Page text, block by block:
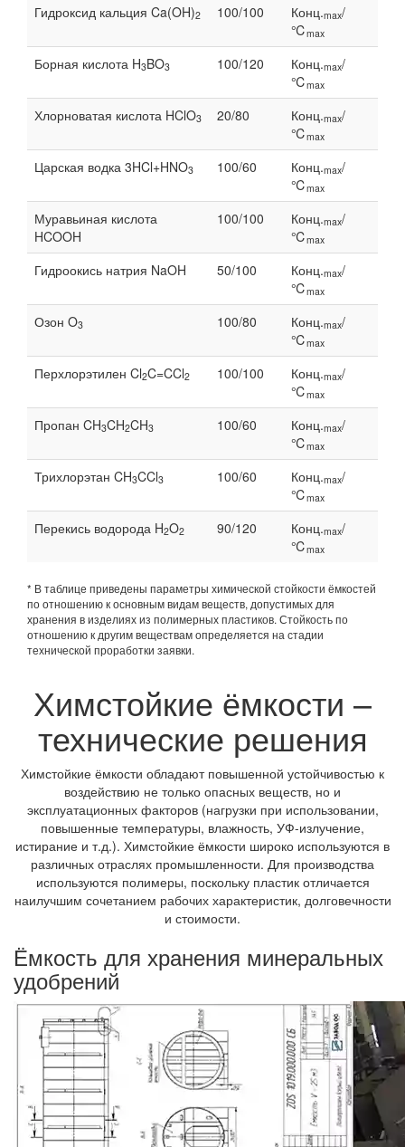
Гидроксид кальция Ca(OH)2 100/100 Конц.max/
℃max
Борная кислота H3BO3 100/120 Конц.max/
℃max
Хлорноватая кислота HClO3 20/80 Конц.max/
℃max
Царская водка 3HCl+HNO3 100/60 Конц.max/
℃max
Муравьиная кислота
HCOOH
100/100 Конц.max/
℃max
Гидроокись натрия NaOH 50/100 Конц.max/
℃max
Озон O3 100/80 Конц.max/
℃max
Перхлорэтилен Cl2C=CCl2 100/100 Конц.max/
℃max
Пропан CH3CH2CH3 100/60 Конц.max/
℃max
Трихлорэтан CH3CCl3 100/60 Конц.max/
℃max
Перекись водорода H2O2 90/120 Конц.max/
℃max
* В таблице приведены параметры химической стойкости ёмкостей
по отношению к основным видам веществ, допустимых для
хранения в изделиях из полимерных пластиков. Стойкость по
отношению к другим веществам определяется на стадии
технической проработки заявки.
Химстойкие ёмкости –
технические решения
Химстойкие ёмкости обладают повышенной устойчивостью к
воздействию не только опасных веществ, но и
эксплуатационных факторов (нагрузки при использовании,
повышенные температуры, влажность, УФ-излучение,
истирание и т.д.). Химстойкие ёмкости широко используются в
различных отраслях промышленности. Для производства
используются полимеры, поскольку пластик отличается
наилучшим сочетанием рабочих характеристик, долговечности
и стоимости.
Ёмкость для хранения минеральных
удобрений